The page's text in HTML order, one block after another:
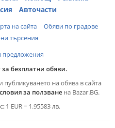
Авточасти
на сайта
Обяви по градове
търсения
предложения
безплатни обяви.
публикуването на обява в сайта
за ползване на Bazar.BG.
EUR = 1.95583 лв.